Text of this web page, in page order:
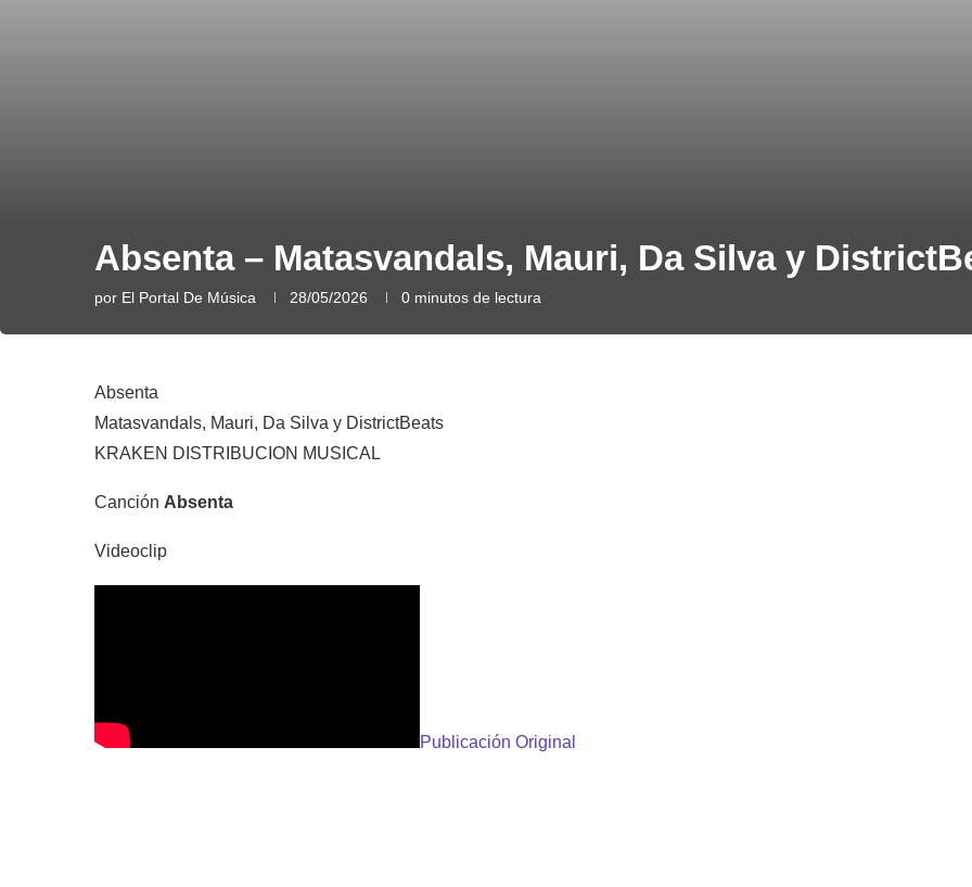
Absenta – Matasvandals, Mauri, Da Silva y
por El Portal De Música 28/05/2026 0 minutos de lectura
Absenta
Matasvandals, Mauri, Da Silva y DistrictBeats
KRAKEN DISTRIBUCION MUSICAL
Canción Absenta
Videoclip
Publicación Original